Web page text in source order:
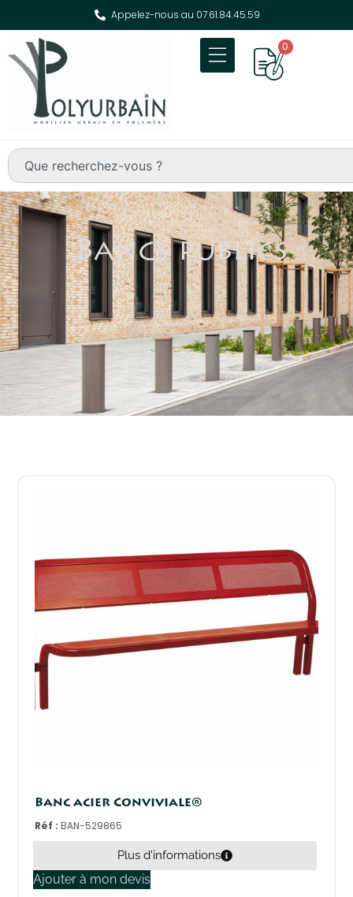
Appelez-nous au 07.61.84.45.59
0
Bancs publics
Banc acier Conviviale®
Réf :BAN-529865
Plus d'informations
Ajouter à mon devis